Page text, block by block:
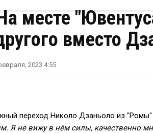
месте
вместо
2023 4:55
переход Николо Дзаньоло из "Ромы"
Я не вижу в нём силы, качественно